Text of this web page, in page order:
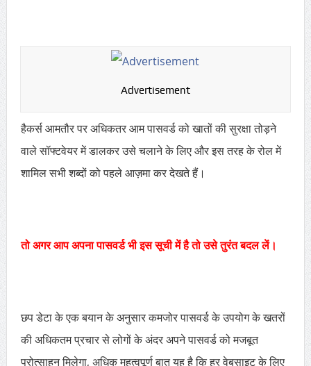
Advertisement
हैकर्स आमतौर पर अधिकतर आम पासवर्ड को खातों की सुरक्षा तोड़ने
वाले सॉफ्टवेयर में डालकर उसे चलाने के लिए और इस तरह के रोल में
शामिल सभी शब्दों को पहले आज़मा कर देखते हैं।
तो अगर आप अपना पासवर्ड भी इस सूची में है तो उसे तुरंत बदल लें।
छप डेटा के एक बयान के अनुसार कमजोर पासवर्ड के उपयोग के खतरों
की अधिकतम प्रचार से लोगों के अंदर अपने पासवर्ड को मजबूत
प्रोत्साहन मिलेगा, अधिक महत्वपूर्ण बात यह है कि हर वेबसाइट के लिए